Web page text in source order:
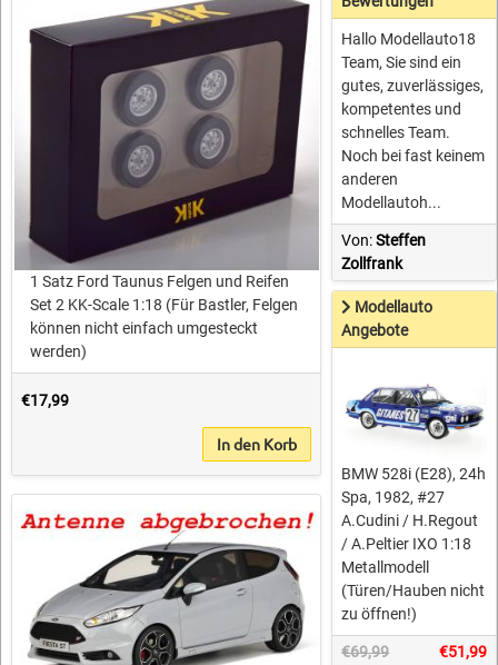
1 Satz Ford Taunus Felgen und Reifen
Set 2 KK-Scale 1:18 (Für Bastler, Felgen
können nicht einfach umgesteckt
werden)
€17,99
In den Korb
Hallo Modellauto18
Team, Sie sind ein
gutes, zuverlässiges,
kompetentes und
schnelles Team.
Noch bei fast keinem
anderen
Modellautoh...
Von:Steffen
Zollfrank
Modellauto
Angebote
BMW 528i (E28), 24h
Spa, 1982, #27
A.Cudini / H.Regout
/ A.Peltier IXO 1:18
Metallmodell
(Türen/Hauben nicht
zu öffnen!)
€69,99 €51,99